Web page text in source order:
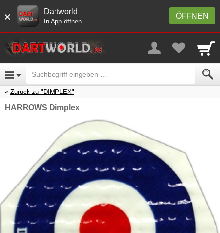
× ÖFFNEN
Dartworld
In App öffnen
Zurück zu "DIMPLEX"
HARROWS Dimplex